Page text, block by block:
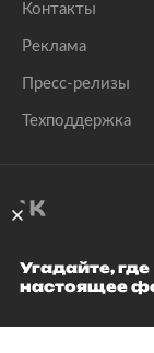
Контакты
Реклама
Пресс-релизы
Техподдержка
Угадайте, где
настоящее